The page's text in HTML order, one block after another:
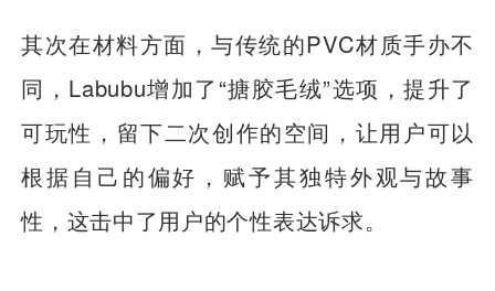
其次在材料方面，与传统的PVC材质手办不
同，Labubu增加了“搪胶毛绒”选项，提升了
可玩性，留下二次创作的空间，让用户可以
根据自己的偏好，赋予其独特外观与故事
性，这击中了用户的个性表达诉求。